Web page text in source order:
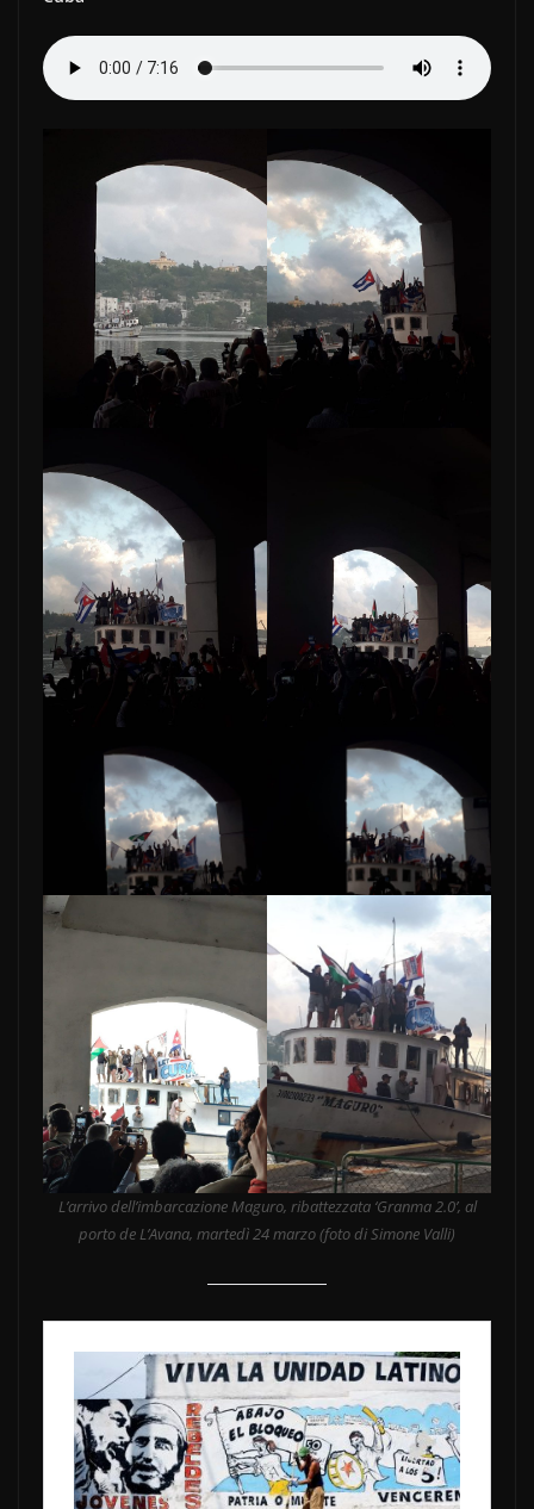
L’arrivo dell’imbarcazione Maguro, ribattezzata ‘Granma 2.0’, al
porto de L’Avana, martedì 24 marzo(foto di Simone Valli)